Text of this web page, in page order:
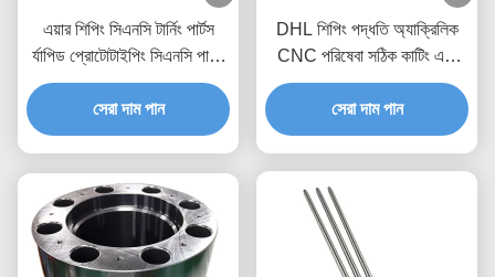
এয়ার শিপিং সিএনসি টার্নিং পার্টস
র্যাপিড প্রোটোটাইপিং সিএনসি পার্টস
মেশিনিং সার্ভিসেস কাস্টম যন্ত্রপাতি
জন্য যথার্থ ধাতু যন্ত্রাংশ
সেরা দাম পান
DHL শিপিং পদ্ধতি অ্যাক্রিলিক
CNC পরিষেবা সঠিক কাটিং এবং
খোদাই সরবরাহ করে নমুনা প্রয়োজন
নমুনা ফি প্রযোজ্য
সেরা দাম পান